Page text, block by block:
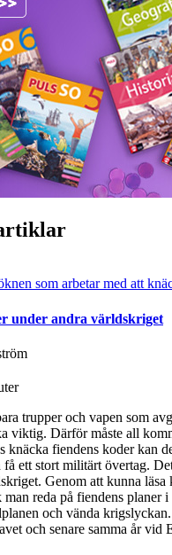
under andra världskriget
trupper och vapen som
viktig. Därför måste all
knäcka fiendens koder kan
få ett stort militärt övertag.
Genom att kunna läsa
man reda på fiendens planer
och vända
och senare samma år vid